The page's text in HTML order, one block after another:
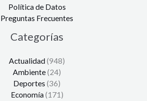
Política de Datos
Preguntas Frecuentes
Categorías
Actualidad(948)
Ambiente(24)
Deportes (36)
Economía(171)